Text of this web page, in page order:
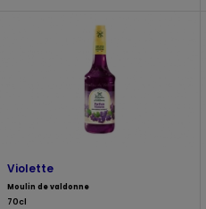
Violette
Moulin de valdonne
70cl